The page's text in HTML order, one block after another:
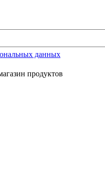
данных
продуктов